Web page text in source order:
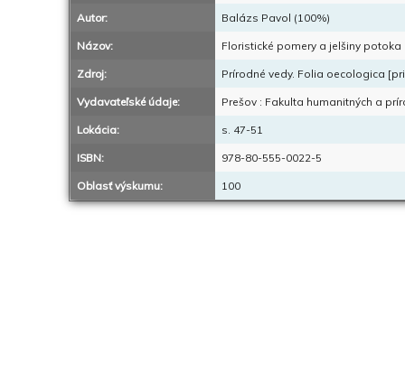
Autor: Balázs Pavol (100%)
Názov: Floristické pomery a jelšiny
Zdroj: Prírodné vedy. Folia oecologica
Vydavateľské údaje: Prešov : Fakulta humanitných a
Lokácia: s. 47-51
ISBN: 978-80-555-0022-5
Oblasť výskumu: 100